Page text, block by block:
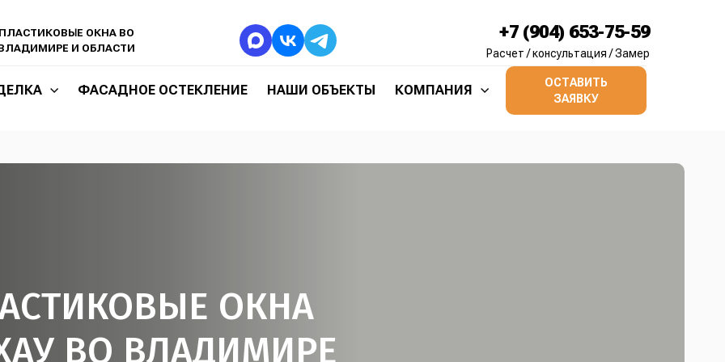
ОКНА ВО
И ОБЛАСТИ
+7 (904) 653-75-59
Расчет / консультация / Замер
ФАСАДНОЕ ОСТЕКЛЕНИЕ НАШИ ОБЪЕКТЫ КОМПАНИЯ
ОСТАВИТЬ
ЗАЯВКУ
ОКНА
ВО ВЛАДИМИРЕ